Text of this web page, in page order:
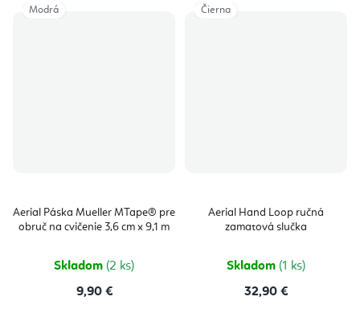
Aerial Páska Mueller MTape® pre
obruč na cvičenie 3,6 cm x 9,1 m
Skladom (2 ks)
9,90 €
Modrá
Aerial Hand Loop ručná
zamatová slučka
Skladom (1 ks)
32,90 €
Čierna